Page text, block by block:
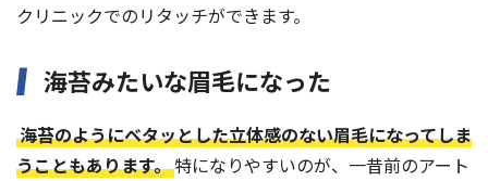
クリニックでのリタッチができます。
海苔みたいな眉毛になった
海苔のようにベタッとした立体感のない眉毛になってしま
うこともあります。特になりやすいのが、一昔前のアート